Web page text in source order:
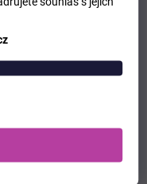
lze snadno odstranit